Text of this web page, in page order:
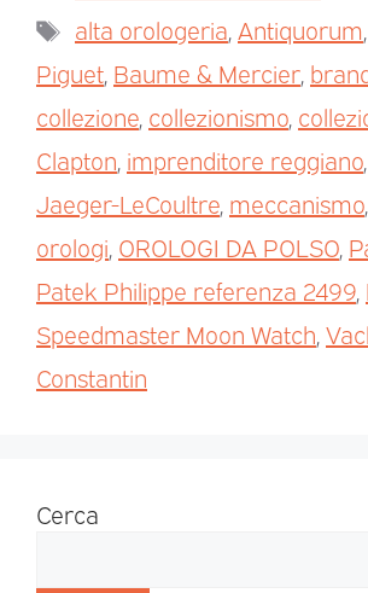
alta orologeria Antiquorum
Piguet Baume & Mercier
collezione collezionismo
Clapton imprenditore reggiano
Jaeger-LeCoultre meccanismo
orologi OROLOGI DA POLSO
Patek Philippe referenza 2499
Speedmaster Moon Watch
Constantin
Cerca